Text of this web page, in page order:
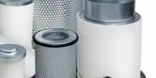
Melayu